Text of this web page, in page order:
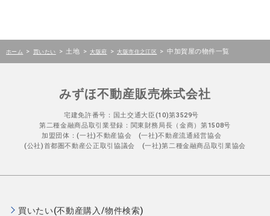
ホーム > 買いたい > 土地 > 大阪府 > 大阪市住之江区 > 中加賀屋の物件一覧
みずほ不動産販売株式会社
宅建免許番号：国土交通大臣(10)第3529号
第二種金融商品取引業登録：関東財務局長（金商）第1508号
加盟団体：(一社)不動産協会 (一社)不動産流通経営協会
(公社)首都圏不動産公正取引協議会 (一社)第二種金融商品取引業協会
買いたい(不動産購入/物件検索)